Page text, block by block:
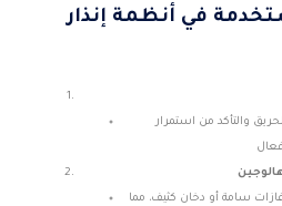
في أنظمة إنذار
والتأكد من استمرار
سامة أو دخان كثيف، مما